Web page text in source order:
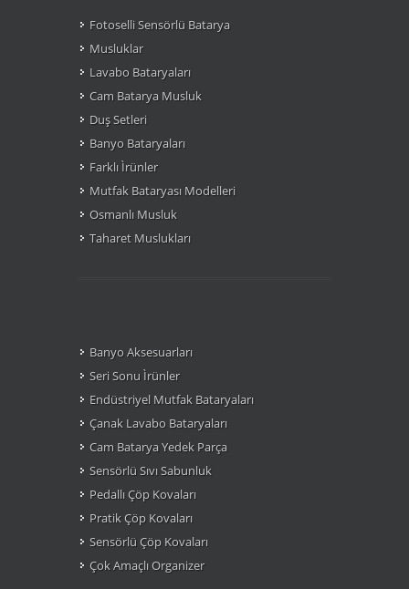
Fotoselli Sensörlü Batarya
Musluklar
Lavabo Bataryaları
Cam Batarya Musluk
Duş Setleri
Banyo Bataryaları
Farklı Ìrünler
Mutfak Bataryası Modelleri
Osmanlı Musluk
Taharet Muslukları
Banyo Aksesuarları
Seri Sonu Ìrünler
Endüstriyel Mutfak Bataryaları
Çanak Lavabo Bataryaları
Cam Batarya Yedek Parça
Sensörlü Sıvı Sabunluk
Pedallı Çöp Kovaları
Pratik Çöp Kovaları
Sensörlü Çöp Kovaları
Çok Amaçlı Organizer